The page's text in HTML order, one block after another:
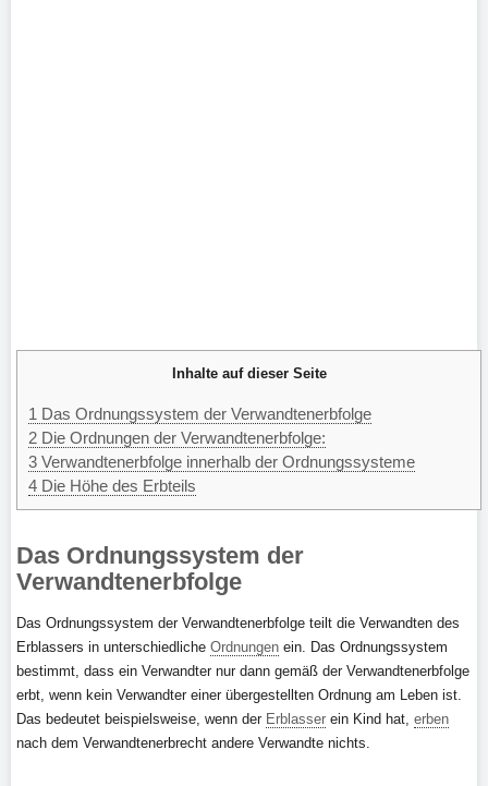
Inhalte auf dieser Seite
1 Das Ordnungssystem der Verwandtenerbfolge
2 Die Ordnungen der Verwandtenerbfolge:
3 Verwandtenerbfolge innerhalb der Ordnungssysteme
4 Die Höhe des Erbteils
Das Ordnungssystem der
Verwandtenerbfolge
Das Ordnungssystem der Verwandtenerbfolge teilt die Verwandten des
Erblassers in unterschiedliche Ordnungen ein. Das Ordnungssystem
bestimmt, dass ein Verwandter nur dann gemäß der Verwandtenerbfolge
erbt, wenn kein Verwandter einer übergestellten Ordnung am Leben ist.
Das bedeutet beispielsweise, wenn der Erblasser ein Kind hat, erben
nach dem Verwandtenerbrecht andere Verwandte nichts.